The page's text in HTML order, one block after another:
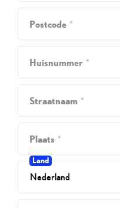
Postcode *
Huisnummer *
Straatnaam *
Plaats *
Land